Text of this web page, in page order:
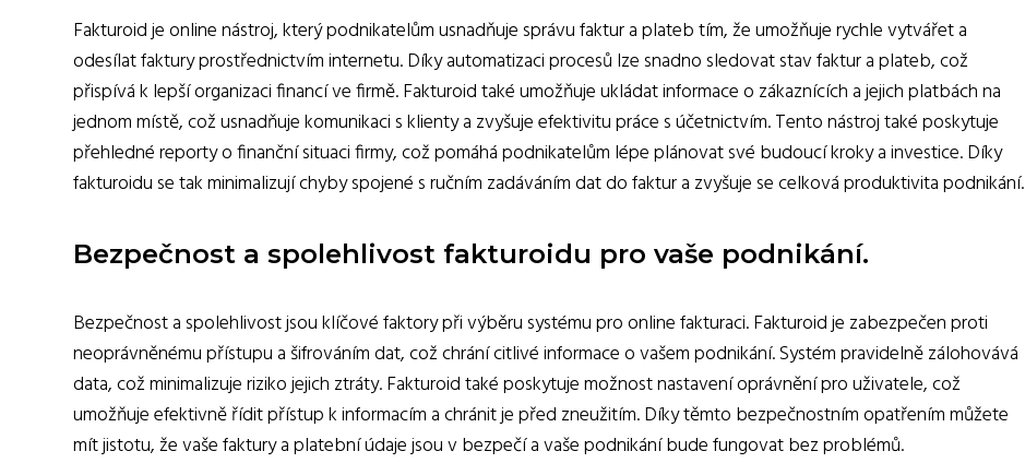
Fakturoid je online nástroj, který podnikatelům usnadňuje správu faktur a plateb tím, že umožňuje rychle vytvářet a
odesílat faktury prostřednictvím internetu. Díky automatizaci procesů lze snadno sledovat stav faktur a plateb, což
přispívá k lepší organizaci financí ve firmě. Fakturoid také umožňuje ukládat informace o zákaznících a jejich platbách na
jednom místě, což usnadňuje komunikaci s klienty a zvyšuje efektivitu práce s účetnictvím. Tento nástroj také poskytuje
přehledné reporty o finanční situaci firmy, což pomáhá podnikatelům lépe plánovat své budoucí kroky a investice. Díky
fakturoidu se tak minimalizují chyby spojené s ručním zadáváním dat do faktur a zvyšuje se celková produktivita podnikání.
Bezpečnost a spolehlivost fakturoidu pro vaše podnikání.
Bezpečnost a spolehlivost jsou klíčové faktory při výběru systému pro online fakturaci. Fakturoid je zabezpečen proti
neoprávněnému přístupu a šifrováním dat, což chrání citlivé informace o vašem podnikání. Systém pravidelně zálohovává
data, což minimalizuje riziko jejich ztráty. Fakturoid také poskytuje možnost nastavení oprávnění pro uživatele, což
umožňuje efektivně řídit přístup k informacím a chránit je před zneužitím. Díky těmto bezpečnostním opatřením můžete
mít jistotu, že vaše faktury a platební údaje jsou v bezpečí a vaše podnikání bude fungovat bez problémů.